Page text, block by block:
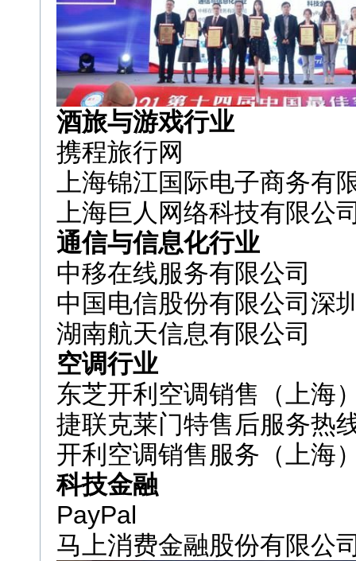
酒旅与游戏行业
携程旅行网
上海锦江国际电子商务有
上海巨人网络科技有限公
通信与信息化行业
中移在线服务有限公司
中国电信股份有限公司深
湖南航天信息有限公司
空调行业
东芝开利空调销售（上海
捷联克莱门特售后服务热
开利空调销售服务（上海
科技金融
PayPal
马上消费金融股份有限公